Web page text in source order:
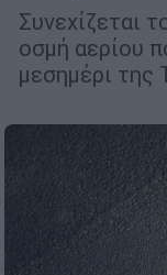
Συνεχίζεται
οσμή αερίου
μεσημέρι της